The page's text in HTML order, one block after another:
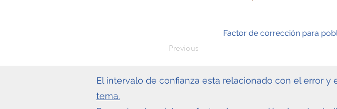
Factor de corrección para
Previous
El intervalo de confianza esta relacionado con el error
tema.